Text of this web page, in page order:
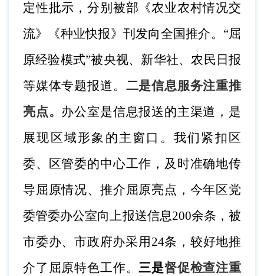
定性批示，分别被部《农业农村情况交
流》《种业快报》刊发向全国推介。“屈
原经验模式”被央视、新华社、农民日报
等媒体专题报道。 二是信息服务注重推
亮点。 办公室是信息报送的主渠道，是
展现区域形象的主窗口。我们紧扣区
委、区管委的中心工作，及时准确地传
导屈原情况、推介屈原亮点，今年区党
委管委办公室向上报送信息200余条，被
市委办、市政府办采用24条，较好地推
介了屈原特色工作。三是督促检查注重